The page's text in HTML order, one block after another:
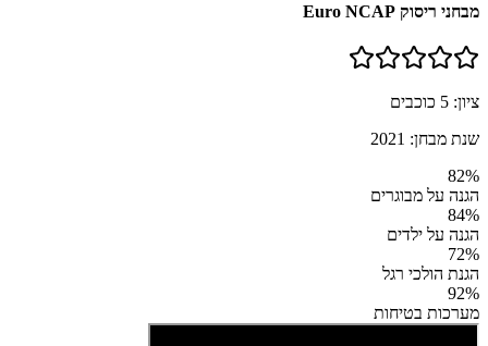
מבחני ריסוק Euro NCAP
ציון: 5 כוכבים
שנת מבחן: 2021
82%
הגנה על מבוגרים
84%
הגנה על ילדים
72%
הגנת הולכי רגל
92%
מערכות בטיחות